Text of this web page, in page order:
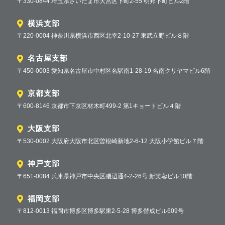
横浜支部
〒220-0004 神奈川県横浜市西区北幸2-10-27 東武立野ビル８階
名古屋支部
〒450-0003 愛知県名古屋市中村区名駅南1-28-19 名南クリヤマビル6階
京都支部
〒600-8146 京都市下京区材木町499-2 第1キョートビル４階
大阪支部
〒530-0002 大阪府大阪市北区曽根崎新地2-6-12 大阪小学館ビル７階
神戸支部
〒651-0084 兵庫県神戸市中央区磯辺通4-2-26号 新芙蓉ビル10階
福岡支部
〒812-0013 福岡市博多区博多駅東2-5-28 博多偕成ビル609号